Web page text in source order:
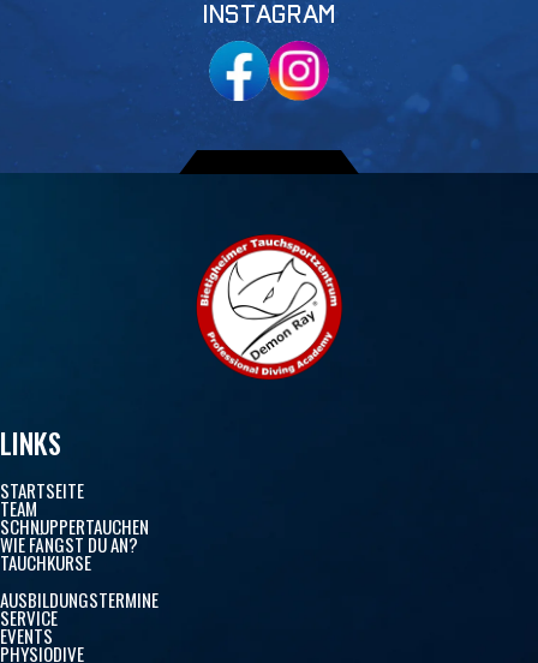
INSTAGRAM
LINKS
STARTSEITE
TEAM
SCHNUPPERTAUCHEN
WIE FÄNGST DU AN?
TAUCHKURSE
AUSBILDUNGSTERMINE
SERVICE
EVENTS
PHYSIODIVE